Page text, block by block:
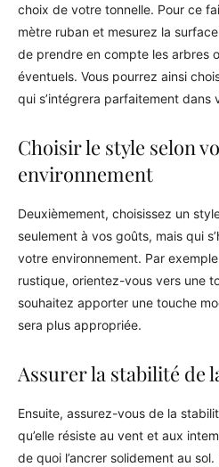
choix de votre tonnelle. Pour ce
mètre ruban et mesurez la
de prendre en compte les arbres
éventuels. Vous pourrez ainsi
qui s’intégrera parfaitement dans
Choisir le style selon
environnement
Deuxièmement, choisissez un
seulement à vos goûts, mais qui
votre environnement. Par
rustique, orientez-vous vers une
souhaitez apporter une touche
sera plus appropriée.
Assurer la stabilité de
Ensuite, assurez-vous de la
qu’elle résiste au vent et aux
de quoi l’ancrer solidement au